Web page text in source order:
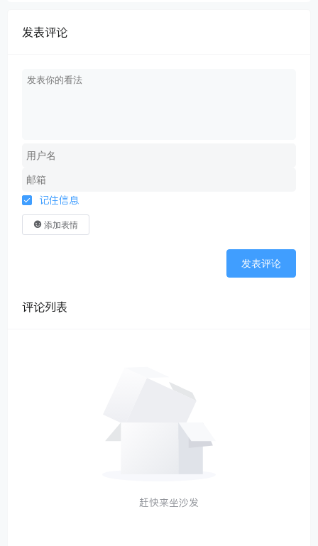
发表评论
记住信息
添加表情
发表评论
评论列表
赶快来坐沙发